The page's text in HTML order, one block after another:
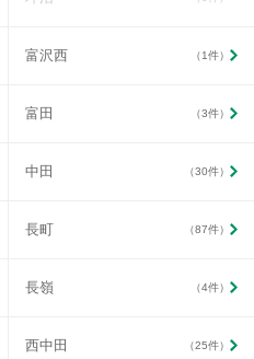
富沢西 （1件）
富田 （3件）
中田 （30件）
長町 （87件）
長嶺 （4件）
西中田 （25件）